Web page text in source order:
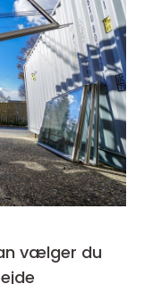
vælger du